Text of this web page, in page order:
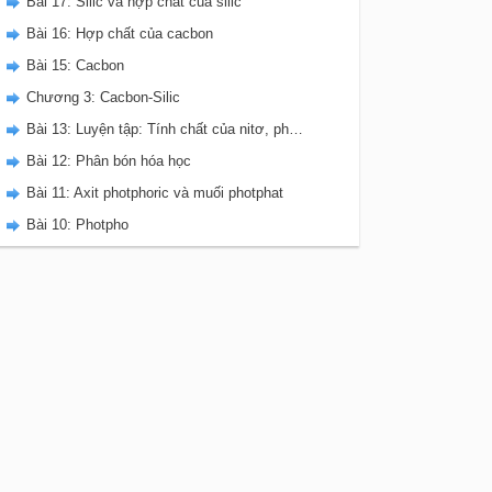
Bài 16: Hợp chất của cacbon
Bài 15: Cacbon
Chương 3: Cacbon-Silic
Bài 13: Luyện tập: Tính chất của nitơ, photpho và các hợp chất của chúng
Bài 12: Phân bón hóa học
Bài 11: Axit photphoric và muối photphat
Bài 10: Photpho